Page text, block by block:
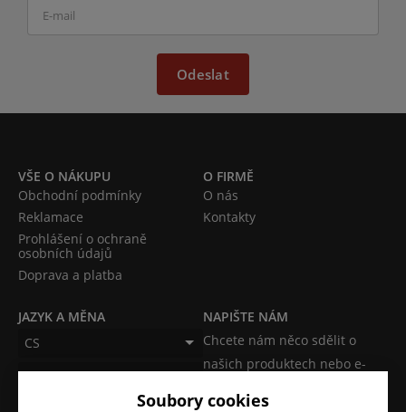
Odeslat
VŠE O NÁKUPU
Obchodní podmínky
Reklamace
Prohlášení o ochraně
osobních údajů
Doprava a platba
O FIRMĚ
O nás
Kontakty
JAZYK A MĚNA
CS
CZK (Kč)
NAPIŠTE NÁM
Chcete nám něco sdělit o
našich produktech nebo e-
Soubory cookies